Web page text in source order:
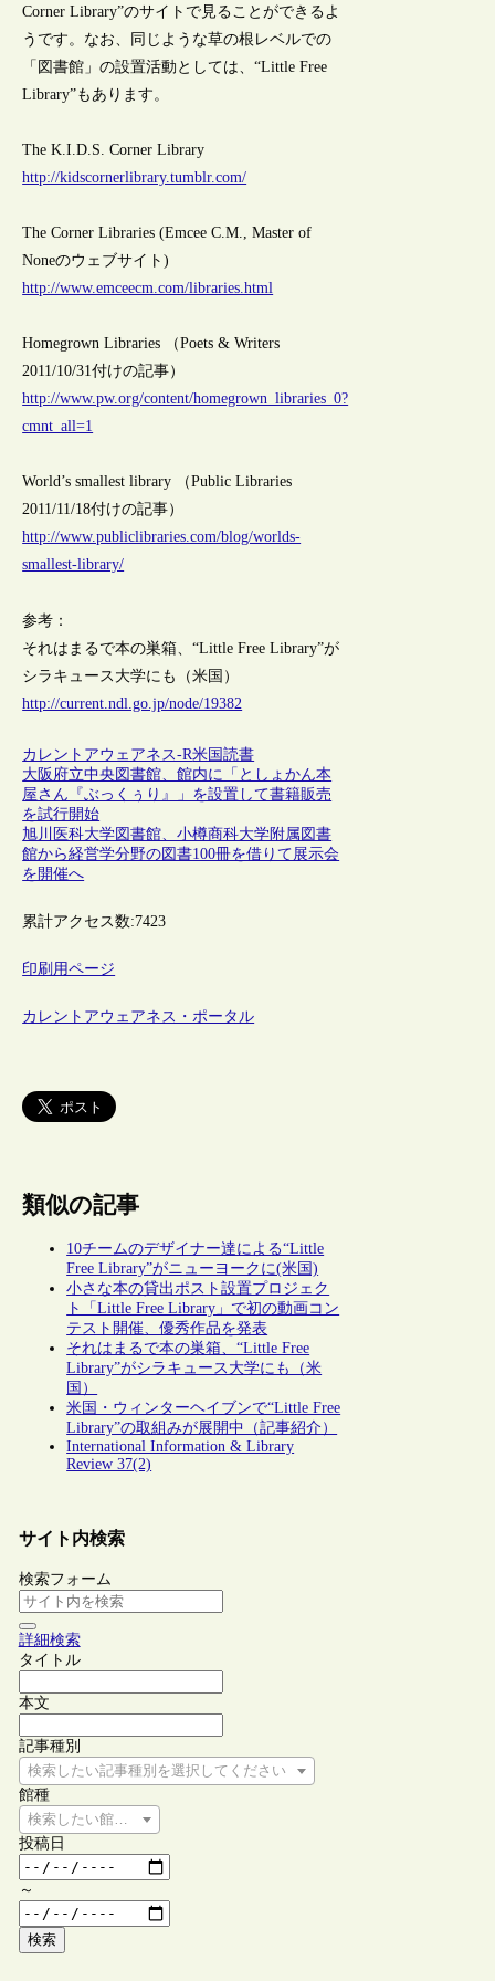
Corner Library”のサイトで見ることができるよ
うです。なお、同じような草の根レベルでの
「図書館」の設置活動としては、“Little Free
Library”もあります。
The K.I.D.S. Corner Library
http://kidscornerlibrary.tumblr.com/
The Corner Libraries (Emcee C.M., Master of
Noneのウェブサイト)
http://www.emceecm.com/libraries.html
Homegrown Libraries （Poets & Writers
2011/10/31付けの記事）
http://www.pw.org/content/homegrown_libraries_0?
cmnt_all=1
World’s smallest library （Public Libraries
2011/11/18付けの記事）
http://www.publiclibraries.com/blog/worlds-
smallest-library/
参考：
それはまるで本の巣箱、“Little Free Library”が
シラキュース大学にも（米国）
http://current.ndl.go.jp/node/19382
カレントアウェアネス-R米国読書
大阪府立中央図書館、館内に「としょかん本
屋さん『ぶっくぅり』」を設置して書籍販売
を試行開始
旭川医科大学図書館、小樽商科大学附属図書
館から経営学分野の図書100冊を借りて展示会
を開催へ
累計アクセス数:7423
印刷用ページ
カレントアウェアネス・ポータル
類似の記事
10チームのデザイナー達による“Little
Free Library”がニューヨークに(米国)
小さな本の貸出ポスト設置プロジェク
ト「Little Free Library」で初の動画コン
テスト開催、優秀作品を発表
それはまるで本の巣箱、“Little Free
Library”がシラキュース大学にも（米
国）
米国・ウィンターヘイブンで“Little Free
Library”の取組みが展開中（記事紹介）
International Information & Library
Review 37(2)
サイト内検索
検索フォーム
詳細検索
タイトル
本文
記事種別
検索したい記事種別を選択してください
館種
検索したい館種を選択してください
投稿日
～
検索